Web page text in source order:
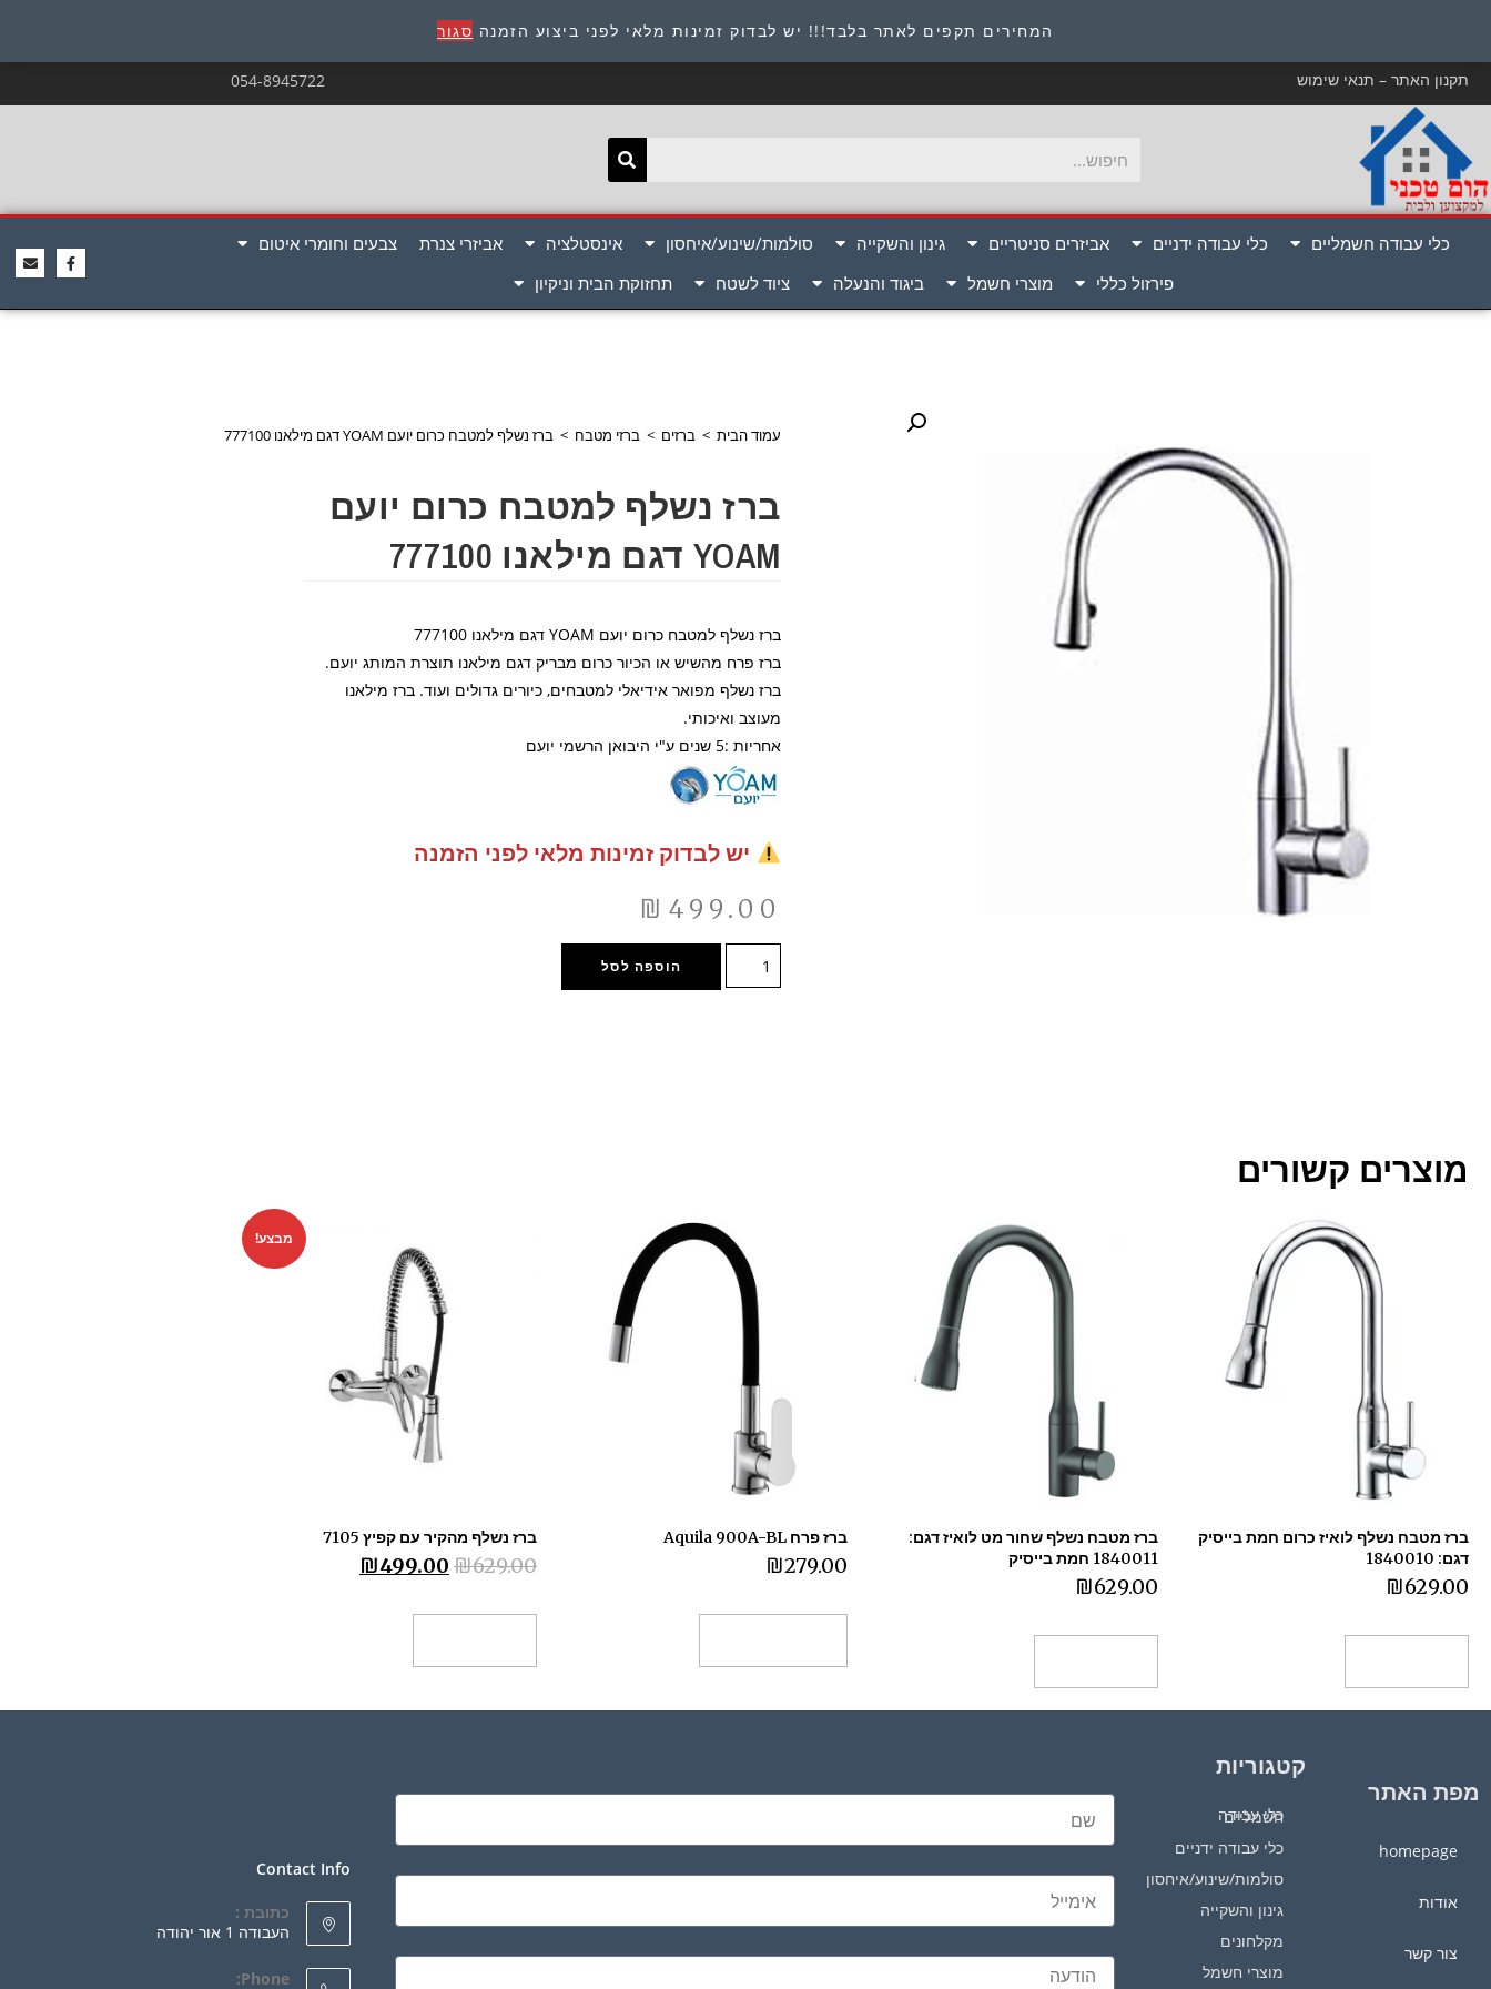
המחירים תקפים לאתר בלבד!!! יש לבדוק זמינות מלאי לפני ביצוע הזמנה סגור כתובת : היוזמים 9 אור יהודה שירות לקוחות 054-8945722
תקנון האתר – תנאי שימוש 054-8945722
כלי עבודה חשמליים כלי עבודה ידניים אביזרים סניטריים גינון והשקייה סולמות/שינוע/איחסון אינסטלציה אביזרי צנרת
צבעים וחומרי איטום
פירזול כללי
מוצרי חשמל ביגוד והנעלה ציוד לשטח תחזוקת הבית וניקיון
עמוד הבית > ברזים > ברזי מטבח > ברז נשלף למטבח כרום יועם YOAM דגם מילאנו 777100
ברז נשלף למטבח כרום יועם
YOAM דגם מילאנו 777100
ברז נשלף למטבח כרום יועם YOAM דגם מילאנו 777100
ברז פרח מהשיש או הכיור כרום מבריק דגם מילאנו תוצרת המותג יועם.
ברז נשלף מפואר אידיאלי למטבחים, כיורים גדולים ועוד. ברז מילאנו
מעוצב ואיכותי.
אחריות :5 שנים ע"י היבואן הרשמי יועם
יש לבדוק זמינות מלאי לפני הזמנה
₪ 499.00
הוספה לסל
מוצרים קשורים
ברז מטבח נשלף לואיז כרום חמת בייסיק
דגם: 1840010
₪629.00
ברז מטבח נשלף שחור מט לואיז דגם:
1840011 חמת בייסיק
₪629.00
ברז פרח Aquila 900A-BL
₪279.00
מבצע!
ברז נשלף מהקיר עם קפיץ 7105
₪629.00
₪499.00
מפת האתר
homepage
אודות
צור קשר
קטגוריות
כלי עבודה חשמליים
כלי עבודה ידניים
סולמות/שינוע/איחסון
גינון והשקייה
מקלחונים
מוצרי חשמל
Contact Info
כתובת :
העבודה 1 אור יהודה
Phone: